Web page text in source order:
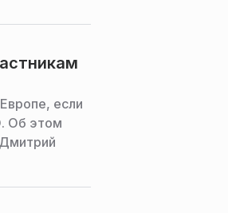
если
Об этом